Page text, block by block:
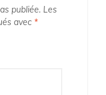
publiée. Les
avec *